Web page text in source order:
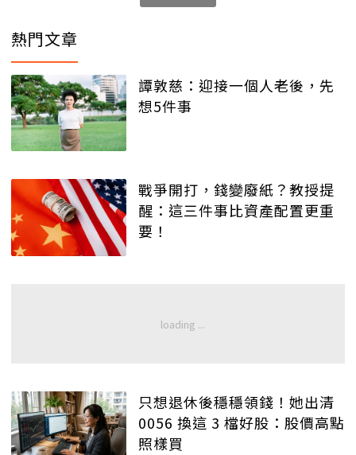
熱門文章
譚敦慈：迎接一個人老後，先
想5件事
戰爭開打，錢變廢紙？教授提
醒：這三件事比資產配置更重
要！
只想退休後穩穩領錢！她出清
0056 換這 3 檔好股：股價高點
照樣買